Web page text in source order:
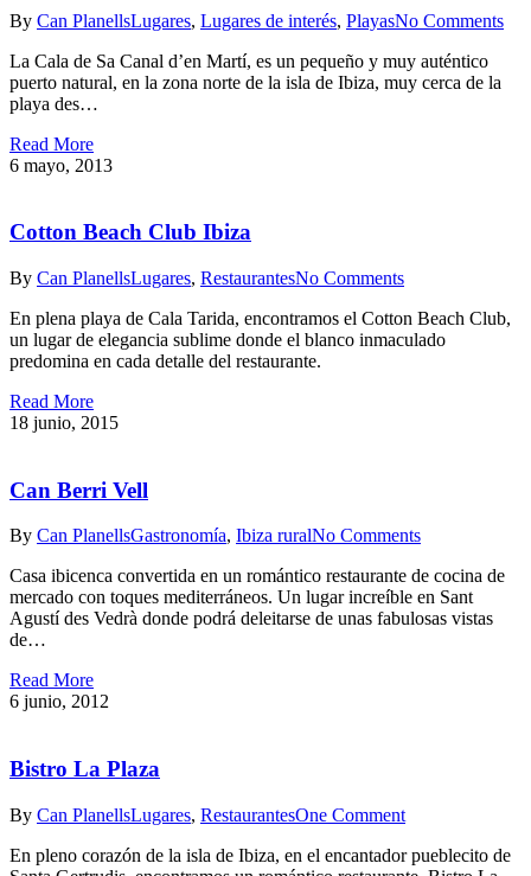
By Can PlanellsLugares, Lugares de interés, PlayasNo Comments
La Cala de Sa Canal d’en Martí, es un pequeño y muy auténtico
puerto natural, en la zona norte de la isla de Ibiza, muy cerca de la
playa des…
Read More
6 mayo, 2013
Cotton Beach Club Ibiza
By Can PlanellsLugares, RestaurantesNo Comments
En plena playa de Cala Tarida, encontramos el Cotton Beach Club,
un lugar de elegancia sublime donde el blanco inmaculado
predomina en cada detalle del restaurante.
Read More
18 junio, 2015
Can Berri Vell
By Can PlanellsGastronomía, Ibiza ruralNo Comments
Casa ibicenca convertida en un romántico restaurante de cocina de
mercado con toques mediterráneos. Un lugar increíble en Sant
Agustí des Vedrà donde podrá deleitarse de unas fabulosas vistas
de…
Read More
6 junio, 2012
Bistro La Plaza
By Can PlanellsLugares, RestaurantesOne Comment
En pleno corazón de la isla de Ibiza, en el encantador pueblecito de